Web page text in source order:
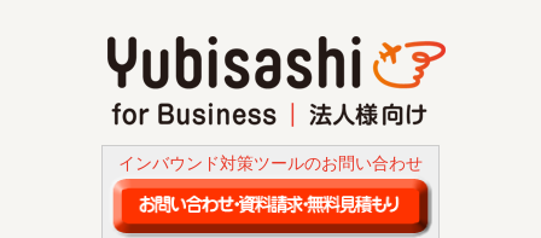
インバウンド対策ツールのお問い合わせ